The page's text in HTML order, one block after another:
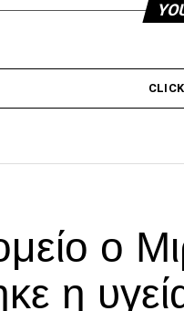
ο
η